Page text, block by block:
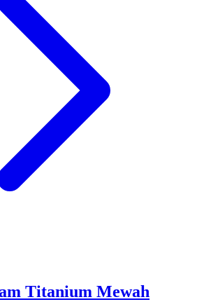
Titanium Mewah